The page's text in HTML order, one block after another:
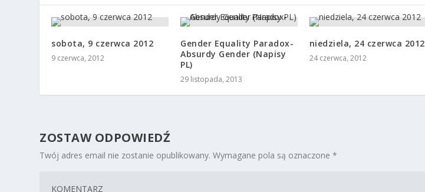
sobota, 9 czerwca 2012
9 czerwca, 2012
Gender Equality Paradox-
Absurdy Gender (Napisy
PL)
29 listopada, 2013
niedziela, 24 czerwca 2012
24 czerwca, 2012
ZOSTAW ODPOWIEDŹ
Twój adres email nie zostanie opublikowany. Wymagane pola są oznaczone*